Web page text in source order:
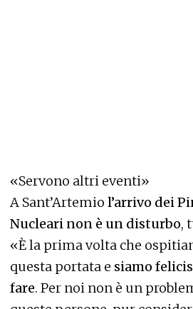
«Servono altri eventi»
A Sant’Artemio l’arrivo dei
Nucleari non è un disturbo,
«È la prima volta che
questa portata e siamo
fare. Per noi non è un